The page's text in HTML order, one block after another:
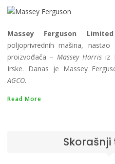
Massey Ferguson Limited
poljoprivrednih mašina,
proizvođača –Massey Harris iz
Irske. Danas je Massey
AGCO.
Read More